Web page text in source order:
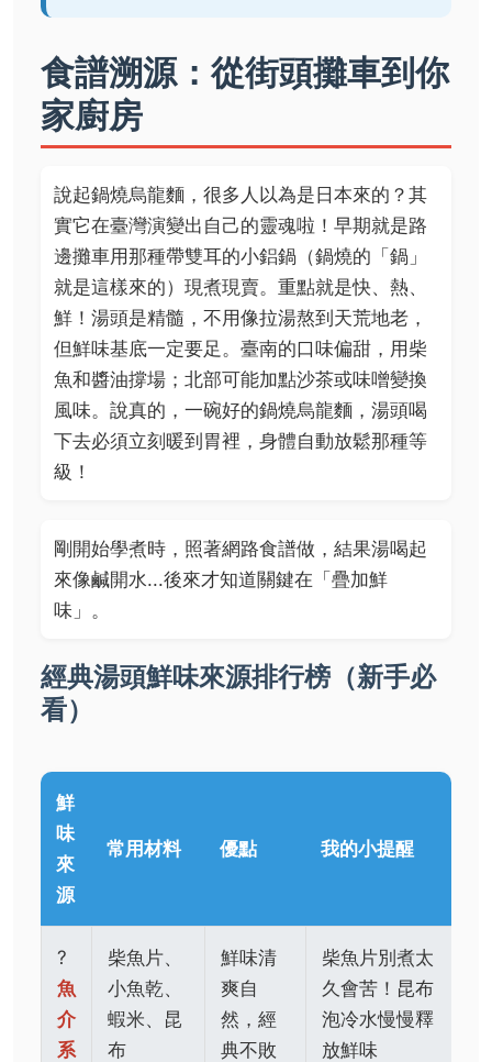
食譜溯源：從街頭攤車到你
家廚房
說起鍋燒烏龍麵，很多人以為是日本來的？其
實它在臺灣演變出自己的靈魂啦！早期就是路
邊攤車用那種帶雙耳的小鋁鍋（鍋燒的「鍋」
就是這樣來的）現煮現賣。重點就是快、熱、
鮮！湯頭是精髓，不用像拉湯熬到天荒地老，
但鮮味基底一定要足。臺南的口味偏甜，用柴
魚和醬油撐場；北部可能加點沙茶或味噌變換
風味。說真的，一碗好的鍋燒烏龍麵，湯頭喝
下去必須立刻暖到胃裡，身體自動放鬆那種等
級！
剛開始學煮時，照著網路食譜做，結果湯喝起
來像鹹開水...後來才知道關鍵在「疊加鮮
味」。
經典湯頭鮮味來源排行榜（新手必
看）
鮮
味
來
源
常用材料 優點 我的小提醒
?
魚
介
系
柴魚片、
小魚乾、
蝦米、昆
布
鮮味清
爽自
然，經
典不敗
柴魚片別煮太
久會苦！昆布
泡冷水慢慢釋
放鮮味